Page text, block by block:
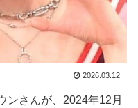
2026.03.12
ンさんが、2024年12月